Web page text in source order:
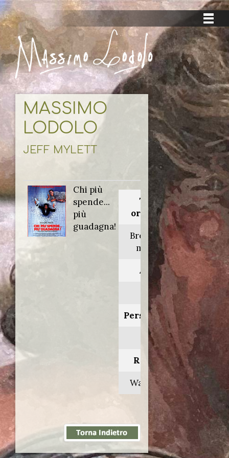
MASSIMO
LODOLO
JEFF MYLETT
Chi più
spende...
più
guadagna!
Titolo
originale:
Brewster's
millions
Anno:
1985
Personaggio:
Sarto
Regia di:
Walter Hill